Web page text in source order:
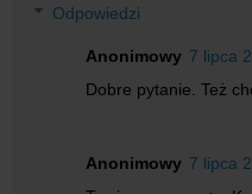
Odpowiedzi
Anonimowy 7 lipca
Dobre pytanie. Też
Anonimowy 7 lipca